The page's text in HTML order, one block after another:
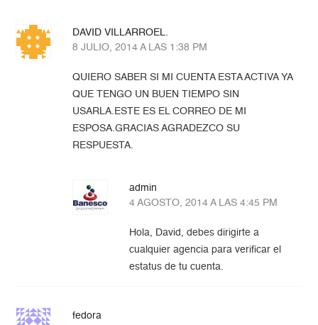
DAVID VILLARROEL.
8 JULIO, 2014 A LAS 1:38 PM
QUIERO SABER SI MI CUENTA ESTA ACTIVA YA
QUE TENGO UN BUEN TIEMPO SIN
USARLA.ESTE ES EL CORREO DE MI
ESPOSA.GRACIAS AGRADEZCO SU
RESPUESTA.
admin
4 AGOSTO, 2014 A LAS 4:45 PM
Hola, David, debes dirigirte a
cualquier agencia para verificar el
estatus de tu cuenta.
fedora